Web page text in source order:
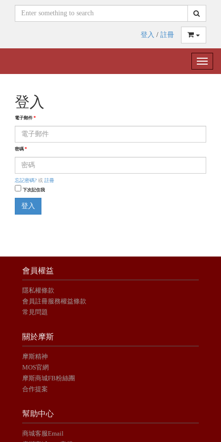
登入 / 註冊
Toggle
登入
電子郵件 *
密碼 *
忘記密碼? 或 註冊
下次記住我
登入
會員權益
隱私權條款
會員註冊服務權益條款
常見問題
關於摩斯
摩斯精神
MOS官網
摩斯商城FB粉絲團
合作提案
幫助中心
商城客服Email